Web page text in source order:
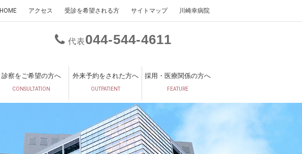
HOME アクセス 受診を希望される方 サイトマップ 川崎幸病院
代表044 544 4611
診察をご希望の方へ
CONSULTATION
外来予約をされた方へ
OUTPATIENT
採用・医療関係の方へ
FEATURE